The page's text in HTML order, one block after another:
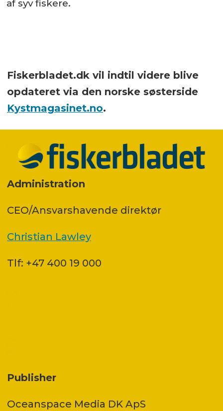
af syv fiskere.
Fiskerbladet.dk vil indtil videre blive
opdateret via den norske søsterside
Kystmagasinet.no.
Administration
CEO/Ansvarshavende direktør
Christian Lawley
Tlf: +47 400 19 000
Publisher
Oceanspace Media DK ApS